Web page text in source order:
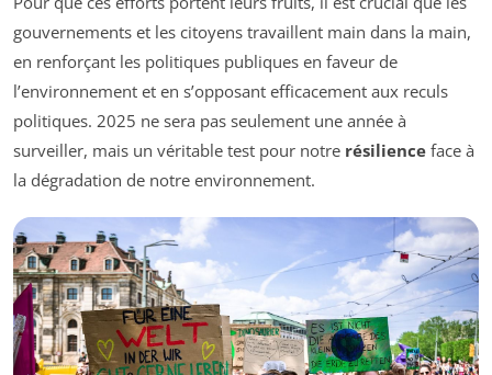
gouvernements et les citoyens travaillent main dans la main,
en renforçant les politiques publiques en faveur de
l’environnement et en s’opposant efficacement aux reculs
politiques. 2025 ne sera pas seulement une année à
surveiller, mais un véritable test pour notre résilience face à
la dégradation de notre environnement.